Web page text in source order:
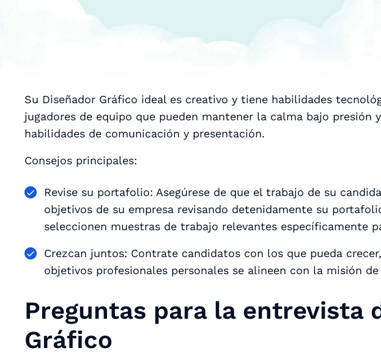
Su Diseñador Gráfico ideal es creativo y tiene habilidades
jugadores de equipo que pueden mantener la calma bajo presión
habilidades de comunicación y presentación.
Consejos principales:
Revise su portafolio: Asegúrese de que el trabajo de su
objetivos de su empresa revisando detenidamente su
seleccionen muestras de trabajo relevantes específicamente
Crezcan juntos: Contrate candidatos con los que pueda
objetivos profesionales personales se alineen con la misión de
Preguntas para la entrevista
Gráfico